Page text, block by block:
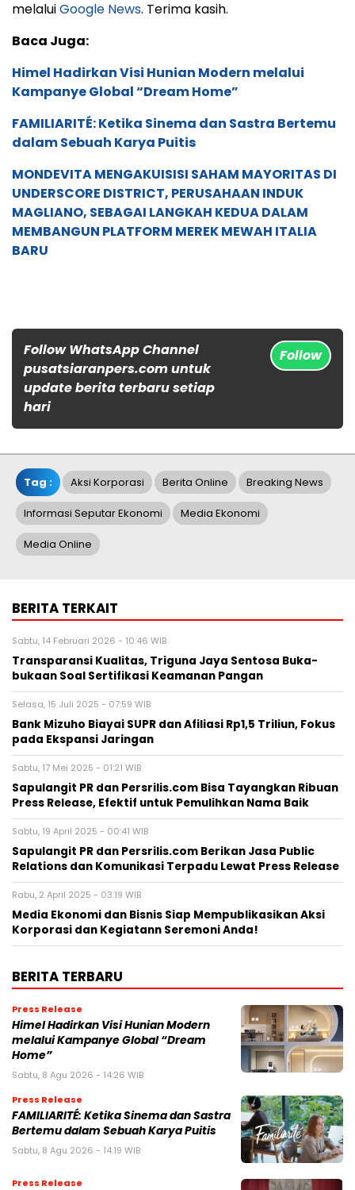
melaluiGoogle News. Terima kasih.
Baca Juga:
Himel Hadirkan Visi Hunian Modern melalui
Kampanye Global “Dream Home”
FAMILIARITÉ: Ketika Sinema dan Sastra Bertemu
dalam Sebuah Karya Puitis
MONDEVITA MENGAKUISISI SAHAM MAYORITAS DI
UNDERSCORE DISTRICT, PERUSAHAAN INDUK
MAGLIANO, SEBAGAI LANGKAH KEDUA DALAM
MEMBANGUN PLATFORM MEREK MEWAH ITALIA
BARU
Follow WhatsApp Channel
pusatsiaranpers.com untuk
update berita terbaru setiap
hari
Follow
Tag : Aksi Korporasi Berita Online Breaking News
Informasi Seputar Ekonomi Media Ekonomi
Media Online
BERITA TERKAIT
Sabtu, 14 Februari 2026 - 10:46 WIB
Transparansi Kualitas, Triguna Jaya Sentosa Buka-
bukaan Soal Sertifikasi Keamanan Pangan
Selasa, 15 Juli 2025 - 07:59 WIB
Bank Mizuho Biayai SUPR dan Afiliasi Rp1,5 Triliun, Fokus
pada Ekspansi Jaringan
Sabtu, 17 Mei 2025 - 01:21 WIB
Sapulangit PR dan Persrilis.com Bisa Tayangkan Ribuan
Press Release, Efektif untuk Pemulihkan Nama Baik
Sabtu, 19 April 2025 - 00:41 WIB
Sapulangit PR dan Persrilis.com Berikan Jasa Public
Relations dan Komunikasi Terpadu Lewat Press Release
Rabu, 2 April 2025 - 03:19 WIB
Media Ekonomi dan Bisnis Siap Mempublikasikan Aksi
Korporasi dan Kegiatann Seremoni Anda!
BERITA TERBARU
Press Release
Himel Hadirkan Visi Hunian Modern
melalui Kampanye Global “Dream
Home”
Sabtu, 8 Agu 2026 - 14:26 WIB
Press Release
FAMILIARITÉ: Ketika Sinema dan Sastra
Bertemu dalam Sebuah Karya Puitis
Sabtu, 8 Agu 2026 - 14:19 WIB
Press Release